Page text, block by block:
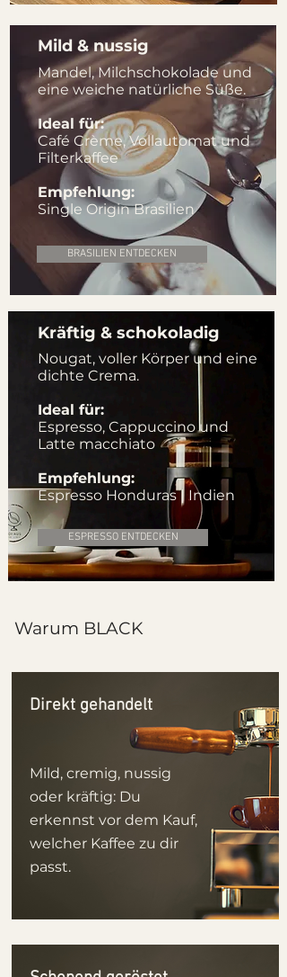
Mild & nussig
Mandel, Milchschokolade und
eine weiche natürliche Süße.
Ideal für:
Café Crème, Vollautomat und
Filterkaffee
Empfehlung:
Single Origin Brasilien
BRASILIEN ENTDECKEN
Kräftig & schokoladig
Nougat, voller Körper und eine
dichte Crema.
Ideal für:
Espresso, Cappuccino und
Latte macchiato
Empfehlung:
Espresso Honduras | Indien
ESPRESSO ENTDECKEN
Warum BLACK
Mild, cremig, nussig
oder kräftig: Du
erkennst vor dem Kauf,
welcher Kaffee zu dir
passt.
Direkt gehandelt